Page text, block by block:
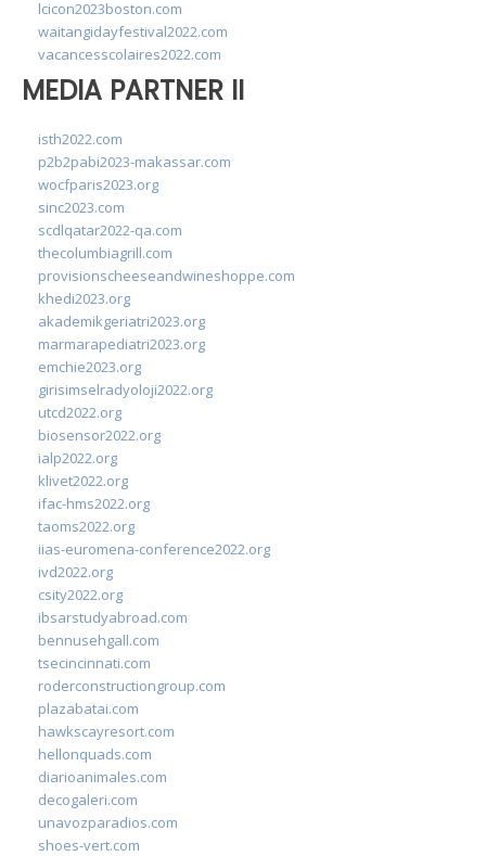
lcicon2023boston.com
waitangidayfestival2022.com
vacancesscolaires2022.com
MEDIA PARTNER II
isth2022.com
p2b2pabi2023-makassar.com
wocfparis2023.org
sinc2023.com
scdlqatar2022-qa.com
thecolumbiagrill.com
provisionscheeseandwineshoppe.com
khedi2023.org
akademikgeriatri2023.org
marmarapediatri2023.org
emchie2023.org
girisimselradyoloji2022.org
utcd2022.org
biosensor2022.org
ialp2022.org
klivet2022.org
ifac-hms2022.org
taoms2022.org
iias-euromena-conference2022.org
ivd2022.org
csity2022.org
ibsarstudyabroad.com
bennusehgall.com
tsecincinnati.com
roderconstructiongroup.com
plazabatai.com
hawkscayresort.com
hellonquads.com
diarioanimales.com
decogaleri.com
unavozparadios.com
shoes-vert.com